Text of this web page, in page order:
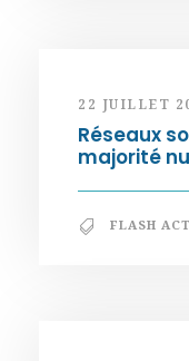
22 JUILLET
Réseaux
majorité
FLASH